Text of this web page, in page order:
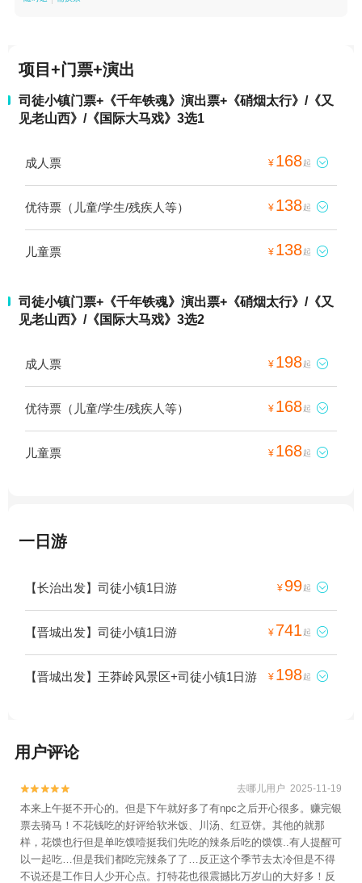
项目+门票+演出
司徒小镇门票+《千年铁魂》演出票+《硝烟太行》/《又
见老山西》/《国际大马戏》3选1
成人票 ¥ 168起 
优待票（儿童/学生/残疾人等） ¥ 138起 
儿童票 ¥ 138起 
司徒小镇门票+《千年铁魂》演出票+《硝烟太行》/《又
见老山西》/《国际大马戏》3选2
成人票 ¥ 198起 
优待票（儿童/学生/残疾人等） ¥ 168起 
儿童票 ¥ 168起 
一日游
【长治出发】司徒小镇1日游 ¥ 99起 
【晋城出发】司徒小镇1日游 ¥ 741 起 
【晋城出发】王莽岭风景区+司徒小镇1日游 ¥ 198起 
用户评论

 去哪儿用户 2025-11-19
本来上午挺不开心的。但是下午就好多了有npc之后开心很多。赚完银
票去骑马！不花钱吃的好评给软米饭、川汤、红豆饼。其他的就那
样，花馍也行但是单吃馍噎挺我们先吃的辣条后吃的馍馍..有人提醒可
以一起吃…但是我们都吃完辣条了了…反正这个季节去太冷但是不得
不说还是工作日人少开心点。打特花也很震撼比万岁山的大好多！反